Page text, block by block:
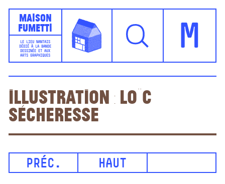
Maison
Fumetti
LE LIEU NANTAIS
DÉDIÉ À LA BANDE
DESSINÉE ET AUX
ARTS GRAPHIQUES
M
Illustration : Loïc
Sécheresse
PRÉC. HAUT